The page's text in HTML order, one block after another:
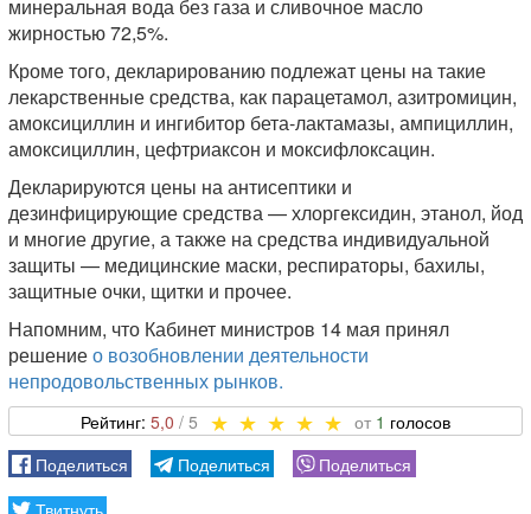
минеральная вода без газа и сливочное масло
жирностью 72,5%.
Кроме того, декларированию подлежат цены на такие
лекарственные средства, как парацетамол, азитромицин,
амоксициллин и ингибитор бета-лактамазы, ампициллин,
амоксициллин, цефтриаксон и моксифлоксацин.
Декларируются цены на антисептики и
дезинфицирующие средства — хлоргексидин, этанол, йод
и многие другие, а также на средства индивидуальной
защиты — медицинские маски, респираторы, бахилы,
защитные очки, щитки и прочее.
Напомним, что Кабинет министров 14 мая принял
решениео возобновлении деятельности
непродовольственных рынков.
5,0 1